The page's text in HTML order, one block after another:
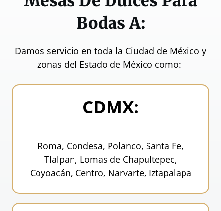
Bodas A:
Damos servicio en toda la Ciudad de México y
zonas del Estado de México como:
CDMX:
Roma, Condesa, Polanco, Santa Fe,
Tlalpan, Lomas de Chapultepec,
Coyoacán, Centro, Narvarte, Iztapalapa